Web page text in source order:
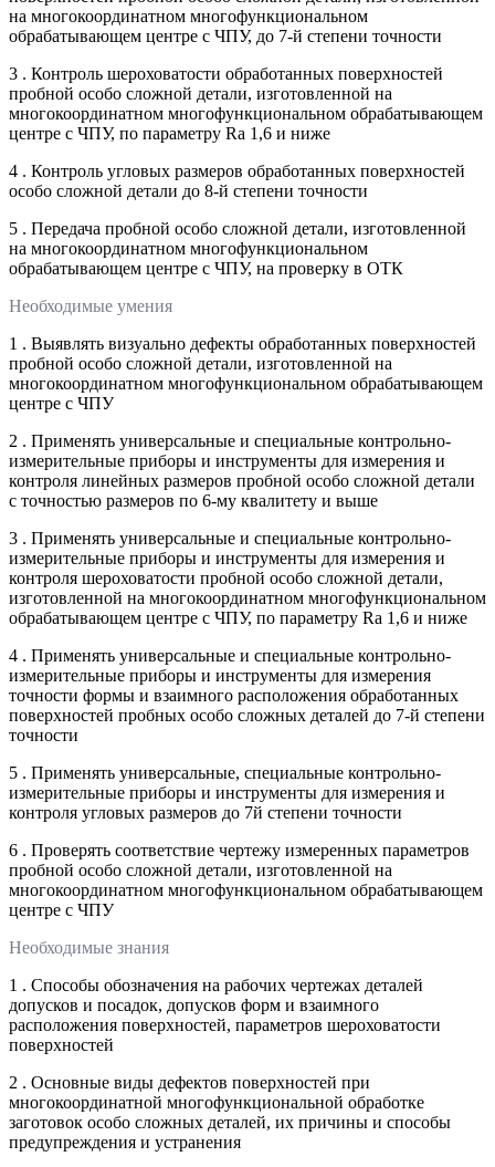
на многокоординатном многофункциональном
обрабатывающем центре с ЧПУ, до 7-й степени точности
3 . Контроль шероховатости обработанных поверхностей
пробной особо сложной детали, изготовленной на
многокоординатном многофункциональном обрабатывающем
центре с ЧПУ, по параметру Ra 1,6 и ниже
4 . Контроль угловых размеров обработанных поверхностей
особо сложной детали до 8-й степени точности
5 . Передача пробной особо сложной детали, изготовленной
на многокоординатном многофункциональном
обрабатывающем центре с ЧПУ, на проверку в ОТК
Необходимые умения
1 . Выявлять визуально дефекты обработанных поверхностей
пробной особо сложной детали, изготовленной на
многокоординатном многофункциональном обрабатывающем
центре с ЧПУ
2 . Применять универсальные и специальные контрольно-
измерительные приборы и инструменты для измерения и
контроля линейных размеров пробной особо сложной детали
с точностью размеров по 6-му квалитету и выше
3 . Применять универсальные и специальные контрольно-
измерительные приборы и инструменты для измерения и
контроля шероховатости пробной особо сложной детали,
изготовленной на многокоординатном многофункциональном
обрабатывающем центре с ЧПУ, по параметру Ra 1,6 и ниже
4 . Применять универсальные и специальные контрольно-
измерительные приборы и инструменты для измерения
точности формы и взаимного расположения обработанных
поверхностей пробных особо сложных деталей до 7-й степени
точности
5 . Применять универсальные, специальные контрольно-
измерительные приборы и инструменты для измерения и
контроля угловых размеров до 7й степени точности
6 . Проверять соответствие чертежу измеренных параметров
пробной особо сложной детали, изготовленной на
многокоординатном многофункциональном обрабатывающем
центре с ЧПУ
Необходимые знания
1 . Способы обозначения на рабочих чертежах деталей
допусков и посадок, допусков форм и взаимного
расположения поверхностей, параметров шероховатости
поверхностей
2 . Основные виды дефектов поверхностей при
многокоординатной многофункциональной обработке
заготовок особо сложных деталей, их причины и способы
предупреждения и устранения